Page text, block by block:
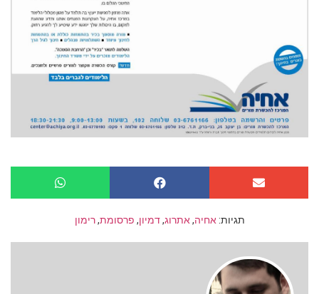
תגיות: אחיה,אתרוג,דמיון, פרסומת,רימון